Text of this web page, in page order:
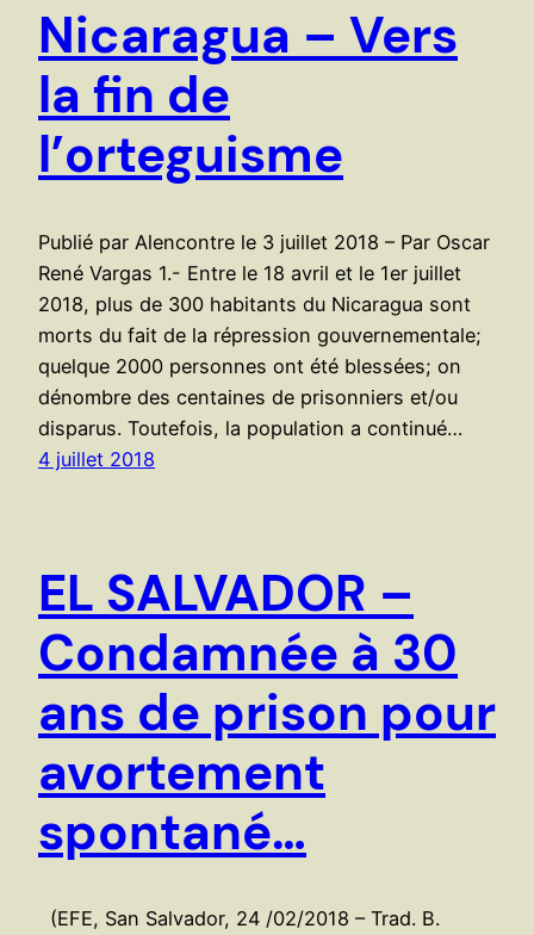
Nicaragua – Vers
la fin de
l’orteguisme
Publié par Alencontre le 3 juillet 2018 – Par Oscar
René Vargas 1.- Entre le 18 avril et le 1er juillet
2018, plus de 300 habitants du Nicaragua sont
morts du fait de la répression gouvernementale;
quelque 2000 personnes ont été blessées; on
dénombre des centaines de prisonniers et/ou
disparus. Toutefois, la population a continué…
4 juillet 2018
EL SALVADOR –
Condamnée à 30
ans de prison pour
avortement
spontané…
(EFE, San Salvador, 24 /02/2018 – Trad. B.